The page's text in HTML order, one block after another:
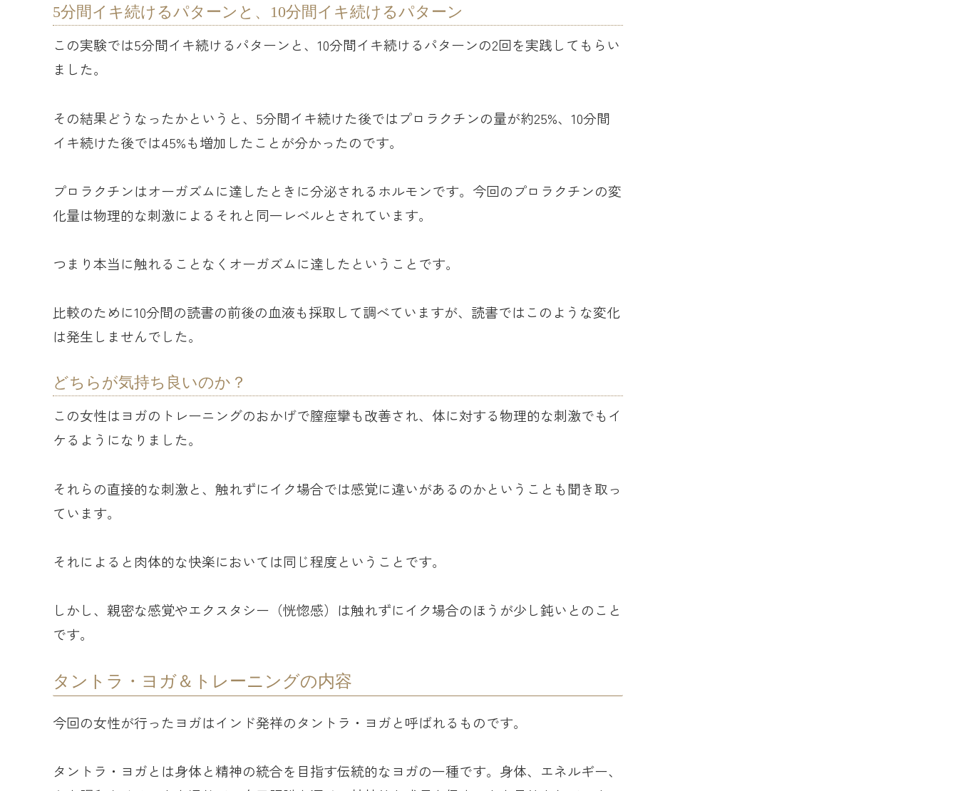
5分間イキ続けるパターンと、10分間イキ続けるパターン
この実験では5分間イキ続けるパターンと、10分間イキ続けるパターンの2回を実践してもらい
ました。
その結果どうなったかというと、5分間イキ続けた後ではプロラクチンの量が約25%、10分間
イキ続けた後では45%も増加したことが分かったのです。
プロラクチンはオーガズムに達したときに分泌されるホルモンです。今回のプロラクチンの変
化量は物理的な刺激によるそれと同一レベルとされています。
つまり本当に触れることなくオーガズムに達したということです。
比較のために10分間の読書の前後の血液も採取して調べていますが、読書ではこのような変化
は発生しませんでした。
どちらが気持ち良いのか？
この女性はヨガのトレーニングのおかげで膣痙攣も改善され、体に対する物理的な刺激でもイ
ケるようになりました。
それらの直接的な刺激と、触れずにイク場合では感覚に違いがあるのかということも聞き取っ
ています。
それによると肉体的な快楽においては同じ程度ということです。
しかし、親密な感覚やエクスタシー（恍惚感）は触れずにイク場合のほうが少し鈍いとのこと
です。
タントラ・ヨガ＆トレーニングの内容
今回の女性が行ったヨガはインド発祥のタントラ・ヨガと呼ばれるものです。
タントラ・ヨガとは身体と精神の統合を目指す伝統的なヨガの一種です。身体、エネルギー、